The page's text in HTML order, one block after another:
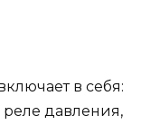
в себя:
реле давления,